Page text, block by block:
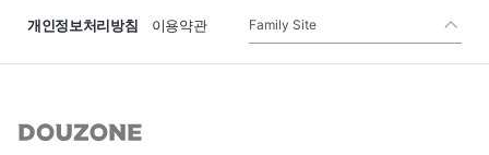
개인정보처리방침 이용약관 Family Site